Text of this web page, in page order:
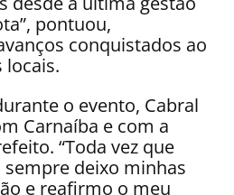
pontuou,
conquistados ao
locais.
o evento, Cabral
Carnaíba e com a
“Toda vez que
sempre deixo minhas
e reafirmo o meu